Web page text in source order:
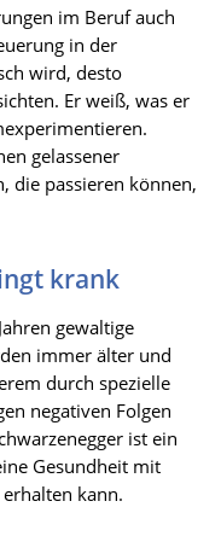
im Beruf auch
in der
wird, desto
Er weiß, was er
gelassener
die passieren können,
krank
gewaltige
immer älter und
durch spezielle
negativen Folgen
ist ein
Gesundheit mit
kann.